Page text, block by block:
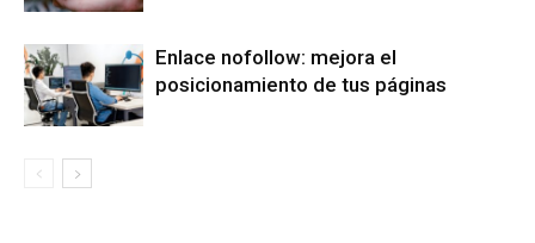
Enlace nofollow: mejora el
posicionamiento de tus páginas